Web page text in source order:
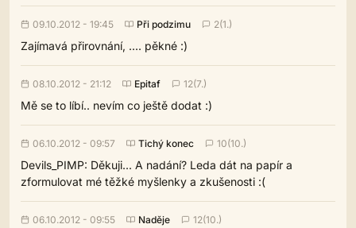
09.10.2012 - 19:45 Při podzimu 2(1.)
Zajímavá přirovnání, .... pěkné :)
08.10.2012 - 21:12 Epitaf 12(7.)
Mě se to líbí.. nevím co ještě dodat :)
06.10.2012 - 09:57 Tichý konec 10(10.)
Devils_PIMP: Děkuji... A nadání? Leda dát na papír a
zformulovat mé těžké myšlenky a zkušenosti :(
06.10.2012 - 09:55 Naděje 12(10.)